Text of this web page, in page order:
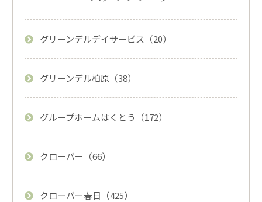
グリーンデルデイサービス（20）
グリーンデル柏原（38）
グループホームはくとう（172）
クローバー（66）
クローバー春日（425）